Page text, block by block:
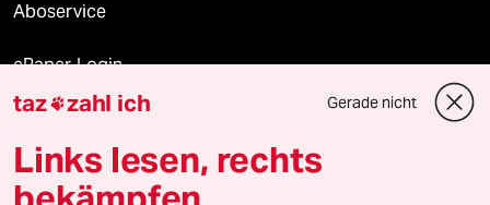
Aboservice
ePaper Login
Downloads für Abonnierende
taz zahl ich Gerade nicht
Links lesen, rechts